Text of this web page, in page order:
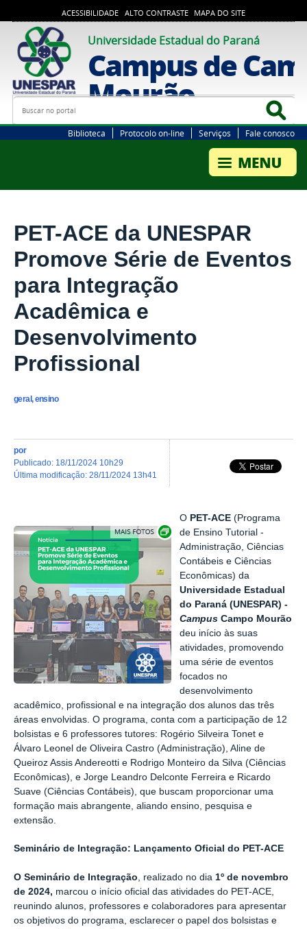
ACESSIBILIDADE ALTO CONTRASTE MAPA DO SITE
Universidade Estadual do Paraná
Campus de
Mourão
Busca
Biblioteca Protocolo on-line Serviços Fale conosco
PET-ACE da UNESPAR
Promove Série de Eventos
para Integração
Acadêmica e
Desenvolvimento
Profissional
geral, ensino
por
publicado: 18/11/2024 10h29
última modificação: 28/11/2024 13h41
Exibir carrossel de imagens
O PET-ACE (Programa
de Ensino Tutorial -
Administração, Ciências
Contábeis e Ciências
Econômicas) da
Universidade Estadual
do Paraná (UNESPAR) -
Campus Campo Mourão
deu início às suas
atividades, promovendo
uma série de eventos
focados no
desenvolvimento
acadêmico, profissional e na integração dos alunos das três
áreas envolvidas. O programa, conta com a participação de 12
bolsistas e 6 professores tutores: Rogério Silveira Tonet e
Álvaro Leonel de Oliveira Castro (Administração), Aline de
Queiroz Assis Andereotti e Rodrigo Monteiro da Silva (Ciências
Econômicas), e Jorge Leandro Delconte Ferreira e Ricardo
Suave (Ciências Contábeis), que buscam proporcionar uma
formação mais abrangente, aliando ensino, pesquisa e
extensão.
Seminário de Integração: Lançamento Oficial do PET-ACE
O Seminário de Integração, realizado no dia 1º de novembro
de 2024, marcou o início oficial das atividades do PET-ACE,
reunindo alunos, professores e colaboradores para apresentar
os objetivos do programa, esclarecer o papel dos bolsistas e